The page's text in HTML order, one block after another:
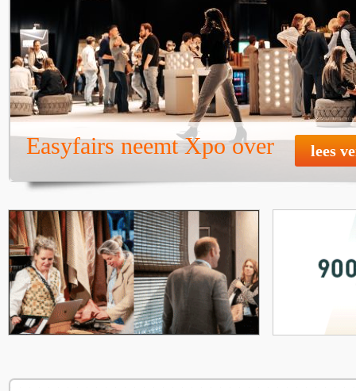
Easyfairs neemt Xpo over lees